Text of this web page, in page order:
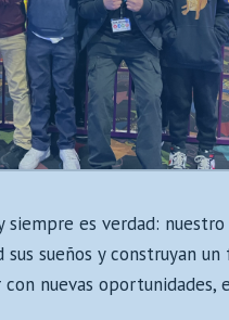
siempre es verdad:
sus sueños y construyan
nuevas oportunidades,